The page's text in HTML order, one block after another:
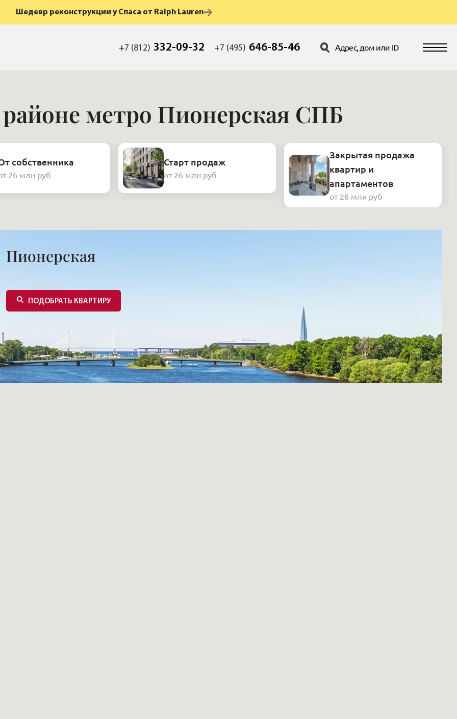
Шедевр реконструкции у Спаса от Ralph Lauren
+7 (812) 332-09-32 +7 (495) 646-85-46
метро Пионерская СПБ
собственника
26 млн руб
Старт продаж
от 26 млн руб
Закрытая продажа
квартир и
апартаментов
от 26 млн руб
Пионерская
ПОДОБРАТЬ КВАРТИРУ